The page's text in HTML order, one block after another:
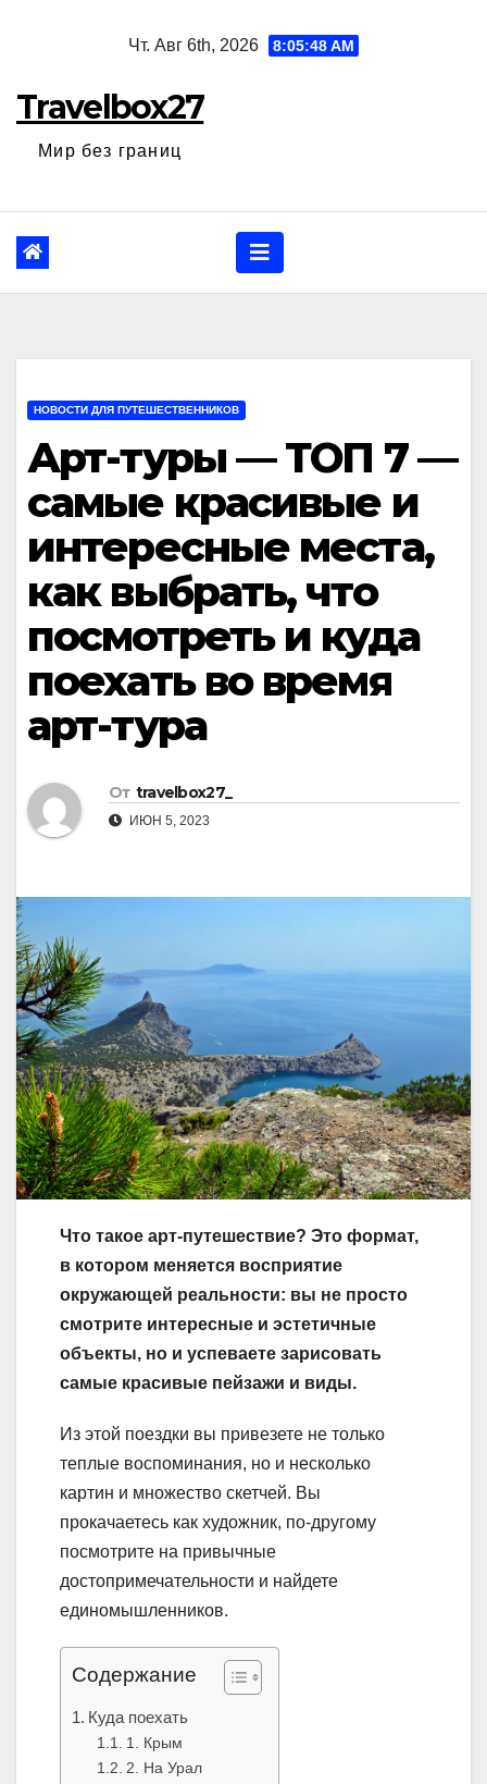
Чт. Авг 6th, 2026 8:05:49 AM
Travelbox27
Мир без границ
НОВОСТИ ДЛЯ ПУТЕШЕСТВЕННИКОВ
Арт-туры — ТОП 7 —
самые красивые и
интересные места,
как выбрать, что
посмотреть и куда
поехать во время
арт-тура
От travelbox27_
ИЮН 5, 2023
Что такое арт-путешествие? Это формат,
в котором меняется восприятие
окружающей реальности: вы не просто
смотрите интересные и эстетичные
объекты, но и успеваете зарисовать
самые красивые пейзажи и виды.
Из этой поездки вы привезете не только
теплые воспоминания, но и несколько
картин и множество скетчей. Вы
прокачаетесь как художник, по-другому
посмотрите на привычные
достопримечательности и найдете
единомышленников.
Содержание
Куда поехать
1. Крым
2. На Урал